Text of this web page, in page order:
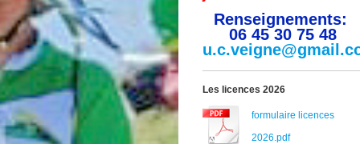
Renseignements:
06 45 30 75 48
Les licences 2026
formulaire licences
2026.pdf